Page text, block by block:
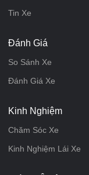
Tin Xe
Đánh Giá
So Sánh Xe
Đánh Giá Xe
Kinh Nghiệm
Chăm Sóc Xe
Kinh Nghiệm Lái Xe